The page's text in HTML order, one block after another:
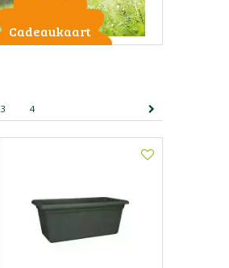
Cadeaukaart
3 4